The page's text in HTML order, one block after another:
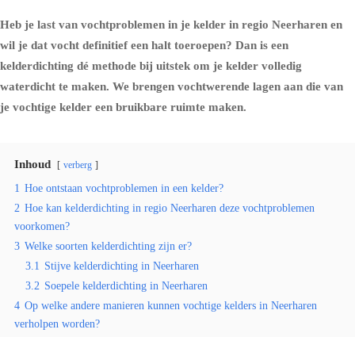
Heb je last van vochtproblemen in je kelder in regio Neerharen en
wil je dat vocht definitief een halt toeroepen? Dan is een
kelderdichting dé methode bij uitstek om je kelder volledig
waterdicht te maken. We brengen vochtwerende lagen aan die van
je vochtige kelder een bruikbare ruimte maken.
Inhoud verberg
1 Hoe ontstaan vochtproblemen in een kelder?
2 Hoe kan kelderdichting in regio Neerharen deze vochtproblemen
voorkomen?
3 Welke soorten kelderdichting zijn er?
3.1 Stijve kelderdichting in Neerharen
3.2 Soepele kelderdichting in Neerharen
4 Op welke andere manieren kunnen vochtige kelders in Neerharen
verholpen worden?